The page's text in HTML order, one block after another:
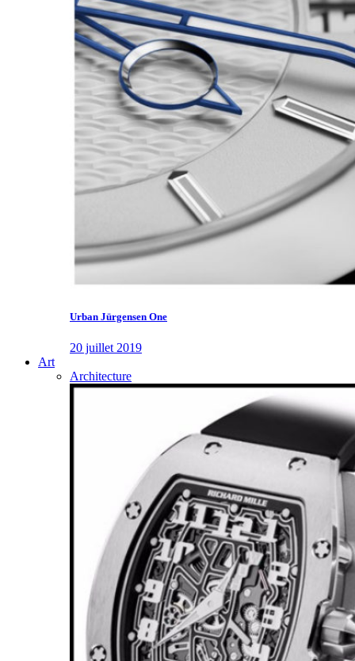
Urban Jürgensen One
20 juillet 2019
Art
Architecture